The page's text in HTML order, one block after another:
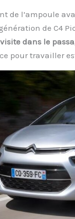
de l’ampoule
de C4
dans le
pour travailler